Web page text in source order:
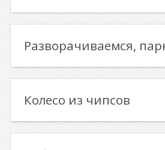
Разворачиваемся,
Колесо из чипсов